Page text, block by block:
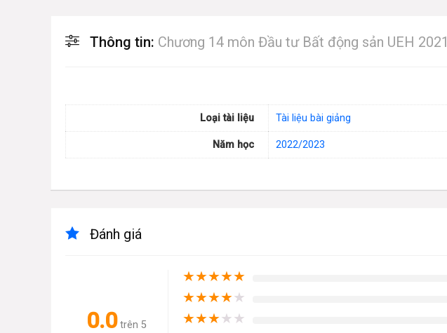
Thông tin: Chương 14 môn Đầu tư Bất động sản UEH 2021
Loại tài liệu Tài liệu bài giảng
Năm học 2022/2023
Đánh giá
0.0 trên 5
★★★★★
★★★★★
★★★★★